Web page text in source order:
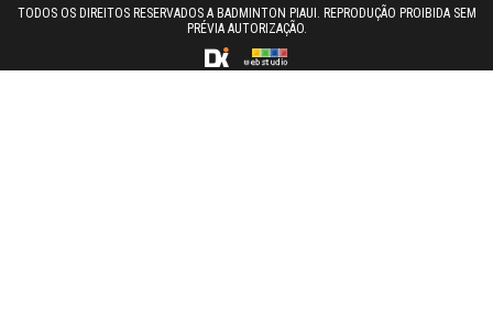
TODOS OS DIREITOS RESERVADOS A BADMINTON PIAUI. REPRODUÇÃO PROIBIDA SEM
PRÉVIA AUTORIZAÇÃO.